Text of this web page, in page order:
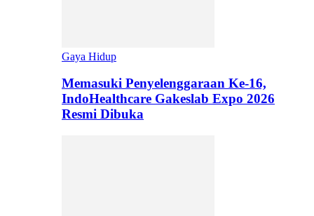
Gaya Hidup
Memasuki Penyelenggaraan Ke-16,
IndoHealthcare Gakeslab Expo 2026
Resmi Dibuka